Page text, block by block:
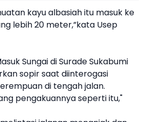
kayu albasiah itu masuk ke
lebih 20 meter,”kata Usep
Sungai di Surade Sukabumi
sopir saat diinterogasi
di tengah jalan.
pengakuannya seperti itu,"